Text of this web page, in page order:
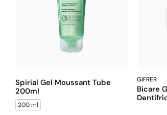
Spirial Gel Moussant Tube
200ml
200 ml
GIFRER
Bicare